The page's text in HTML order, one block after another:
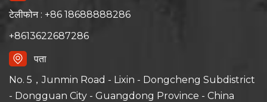
टेलीफोन : +86 18688888286
+8613622687286
पता
No. 5，Junmin Road - Lixin - Dongcheng Subdistrict
- Dongguan City - Guangdong Province - China